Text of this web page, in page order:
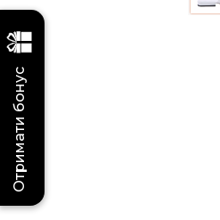
Отримати бонус